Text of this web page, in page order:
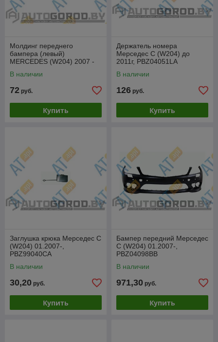
Молдинг переднего
бампера (левый)
MERCEDES (W204) 2007 -
В наличии
72 руб.
Купить
Держатель номера
Мерседес C (W204) до
2011г, PBZ04051LA
В наличии
126 руб.
Купить
Заглушка крюка Мерседес C
(W204) 01.2007-,
PBZ99040CA
В наличии
30,20 руб.
Купить
Бампер передний Мерседес
C (W204) 01.2007-,
PBZ04098BB
В наличии
971,30 руб.
Купить